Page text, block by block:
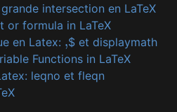
intersection en LaTeX
formula in LaTeX
en Latex: ,$ et displaymath
Functions in LaTeX
leqno et fleqn